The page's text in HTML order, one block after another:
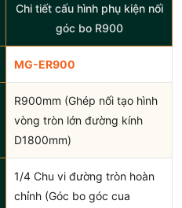
Chi tiết cấu hình phụ kiện nối
góc bo R900
MG-ER900
R900mm (Ghép nối tạo hình
vòng tròn lớn đường kính
D1800mm)
1/4 Chu vi đường tròn hoàn
chỉnh (Góc bo góc cua